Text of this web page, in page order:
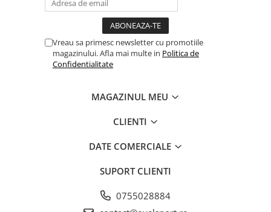
Vreau sa primesc newsletter cu promotiile
magazinului. Afla mai multe in Politica de
Confidentialitate
MAGAZINUL MEU
CLIENTI
DATE COMERCIALE
SUPORT CLIENTI
0755028884